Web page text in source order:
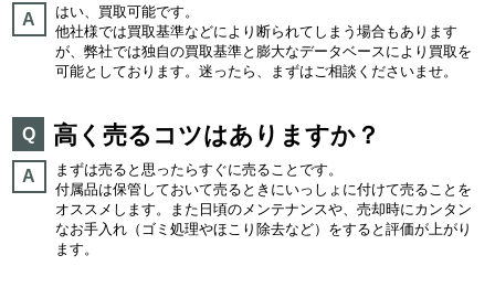
A
はい、買取可能です。
他社様では買取基準などにより断られてしまう場合もあります
が、弊社では独自の買取基準と膨大なデータベースにより買取を
可能としております。迷ったら、まずはご相談くださいませ。
Q 高く売るコツはありますか？
A
まずは売ると思ったらすぐに売ることです。
付属品は保管しておいて売るときにいっしょに付けて売ることを
オススメします。また日頃のメンテナンスや、売却時にカンタン
なお手入れ（ゴミ処理やほこり除去など）をすると評価が上がり
ます。